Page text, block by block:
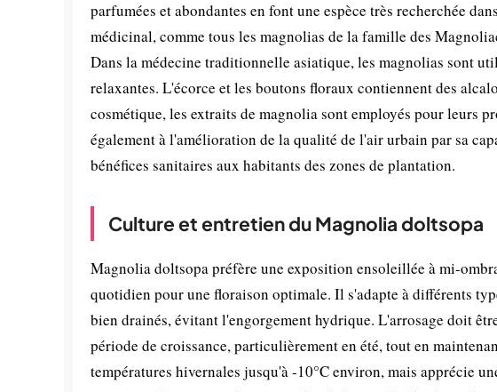
parfumées et abondantes en font une espèce très recherchée
médicinal, comme tous les magnolias de la famille des
Dans la médecine traditionnelle asiatique, les magnolias sont
relaxantes. L'écorce et les boutons floraux contiennent des
cosmétique, les extraits de magnolia sont employés pour leurs
également à l'amélioration de la qualité de l'air urbain par sa
bénéfices sanitaires aux habitants des zones de plantation.
Culture et entretien du Magnolia doltsopa
Magnolia doltsopa préfère une exposition ensoleillée à mi-
quotidien pour une floraison optimale. Il s'adapte à différents
bien drainés, évitant l'engorgement hydrique. L'arrosage doit
période de croissance, particulièrement en été, tout en
températures hivernales jusqu'à -10°C environ, mais apprécie